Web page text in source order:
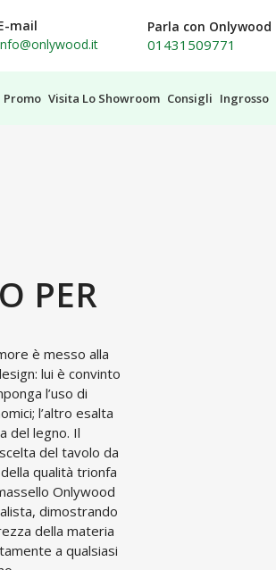
mail
Parla con Onlywood
01431509771
Promo Visita Lo Showroom Consigli Ingrosso
PER
è messo alla
lui è convinto
l’uso di
l’altro esalta
del legno. Il
del tavolo da
qualità trionfa
Onlywood
dimostrando
della materia
a qualsiasi